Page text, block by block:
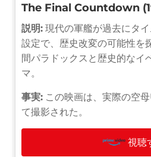
The Final Countdown
説明: 現代の軍艦が過去にタ
設定で、歴史改変の可能性を
間パラドックスと歴史的なイ
マ。
事実: この映画は、実際の空
て撮影された。
視聴